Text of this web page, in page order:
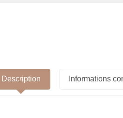
Description Informations